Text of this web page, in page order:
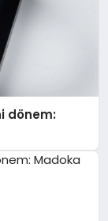
dönem: